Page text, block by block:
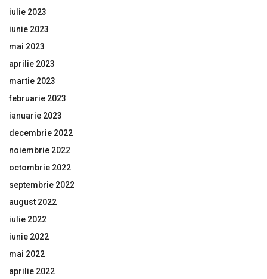
iulie 2023
iunie 2023
mai 2023
aprilie 2023
martie 2023
februarie 2023
ianuarie 2023
decembrie 2022
noiembrie 2022
octombrie 2022
septembrie 2022
august 2022
iulie 2022
iunie 2022
mai 2022
aprilie 2022